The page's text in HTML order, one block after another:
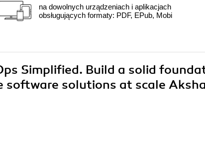
na dowolnych urządzeniach i aplikacjach
obsługujących formaty: PDF, EPub, Mobi
Simplified. Build a solid
software solutions at scale